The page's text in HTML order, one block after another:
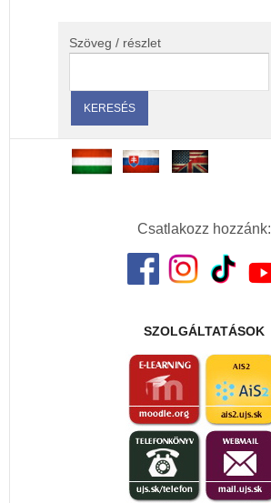
Szöveg / részlet
Csatlakozz hozzánk:
SZOLGÁLTATÁSOK